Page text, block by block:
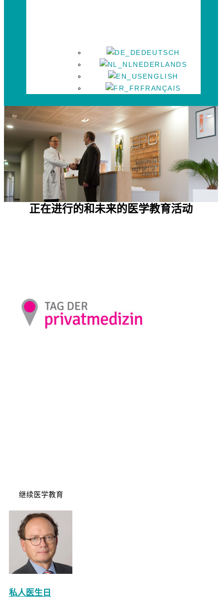
DEUTSCH
NEDERLANDS
ENGLISH
FRANÇAIS
正在进行的和未来的医学教育活动
继续医学教育
私人医生日